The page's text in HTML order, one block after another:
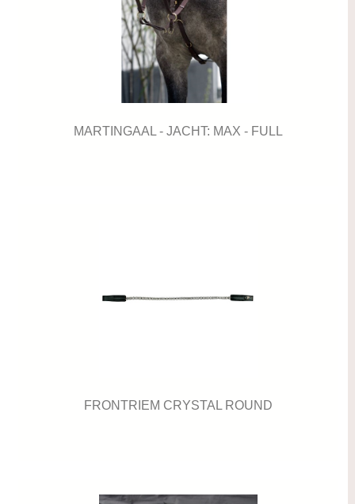
MARTINGAAL - JACHT: MAX - FULL
FRONTRIEM CRYSTAL ROUND